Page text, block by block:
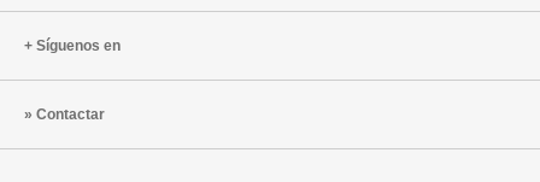
Síguenos en
Contactar